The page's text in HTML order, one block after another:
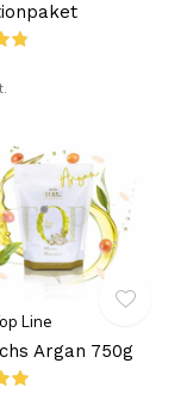
Line
Argan 750g